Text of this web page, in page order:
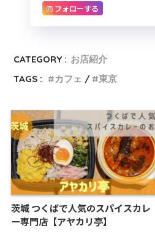
フォローする
CATEGORY : お店紹介
TAGS :
カフェ 東京
茨城 つくばで人気のスパイスカレ
ー専門店【アヤカリ亭】